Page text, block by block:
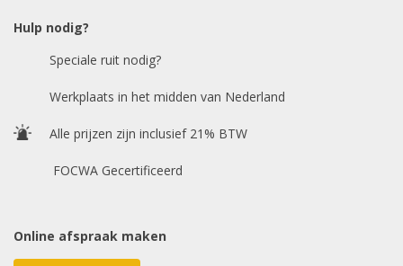
E-mailadres *
Hulp nodig?
Speciale ruit nodig?
Werkplaats in het midden van Nederland
Alle prijzen zijn inclusief 21% BTW
FOCWA Gecertificeerd
Online afspraak maken